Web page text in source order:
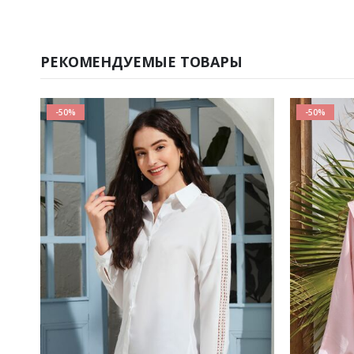
РЕКОМЕНДУЕМЫЕ ТОВАРЫ
-50% -50%